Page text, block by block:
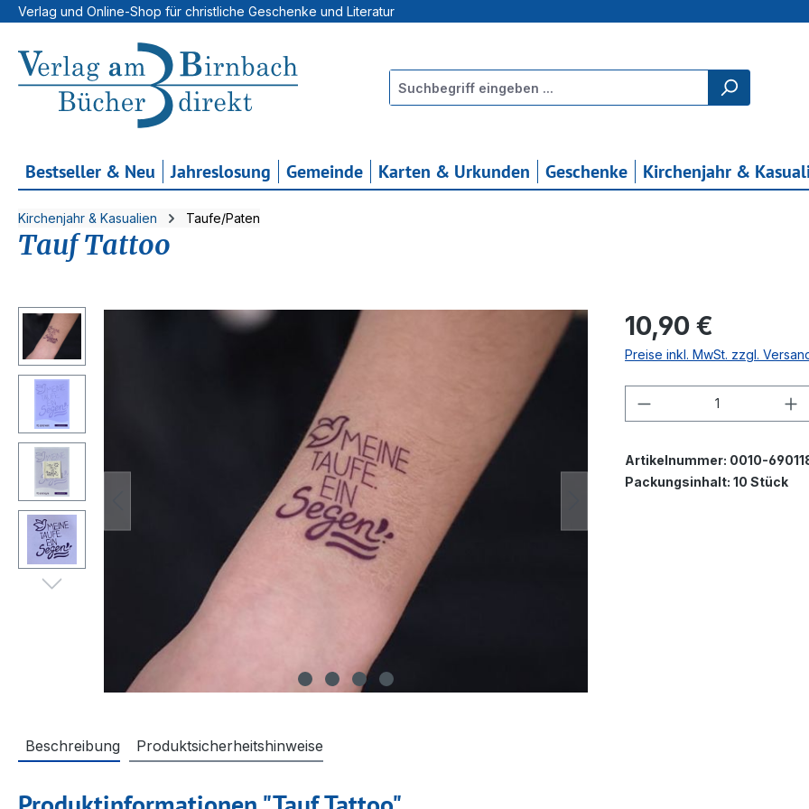
Hauptinhalt springen
Zur Suche springen
Zur Hauptnavigation springen
Verlag und Online-Shop für christliche Geschenke und Literatur
Bestseller & Neu Jahreslosung Gemeinde Karten & Urkunden Geschenke Kirchenjahr &
Kirchenjahr & Kasualien Taufe/Paten
Tauf Tattoo
Bildergalerie überspringen Regulärer Preis:
10,90 €
Preise inkl. MwSt. zzgl.
Produkt Anzahl:
Artikelnummer: 0010-
Packungsinhalt: 10 Stück
Beschreibung Produktsicherheitshinweise